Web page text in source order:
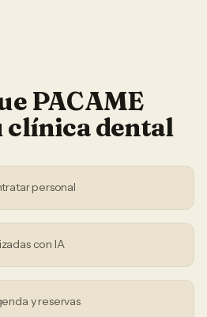
PACAME
clínica dental
personal
con IA
y reservas